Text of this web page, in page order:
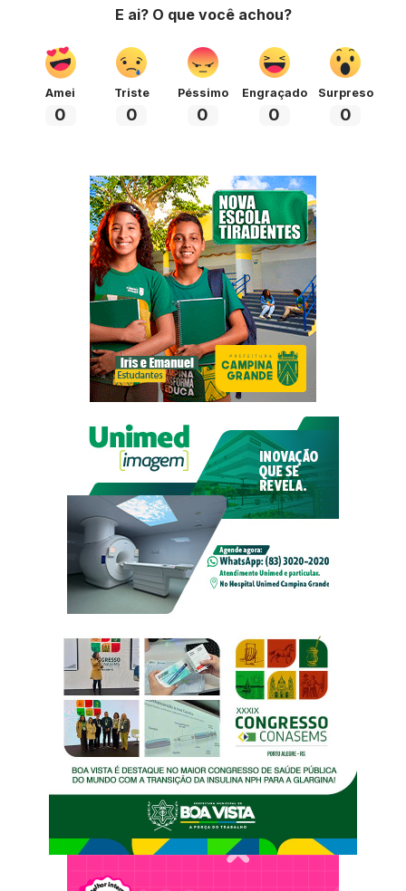
E ai? O que você achou?
Amei
0
Triste
0
Péssimo
0
Engraçado
0
Surpreso
0